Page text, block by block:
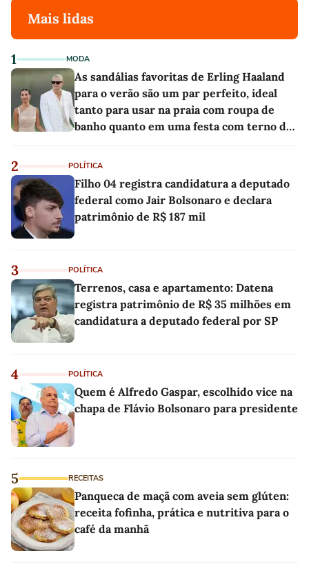
Mais lidas
1 MODA
As sandálias favoritas de Erling Haaland
para o verão são um par perfeito, ideal
tanto para usar na praia com roupa de
banho quanto em uma festa com terno de
2 POLÍTICA
Filho 04 registra candidatura a deputado
federal como Jair Bolsonaro e declara
patrimônio de R$ 187 mil
3 POLÍTICA
Terrenos, casa e apartamento: Datena
registra patrimônio de R$ 35 milhões em
candidatura a deputado federal por SP
4 POLÍTICA
Quem é Alfredo Gaspar, escolhido vice na
chapa de Flávio Bolsonaro para presidente
5 RECEITAS
Panqueca de maçã com aveia sem glúten:
receita fofinha, prática e nutritiva para o
café da manhã